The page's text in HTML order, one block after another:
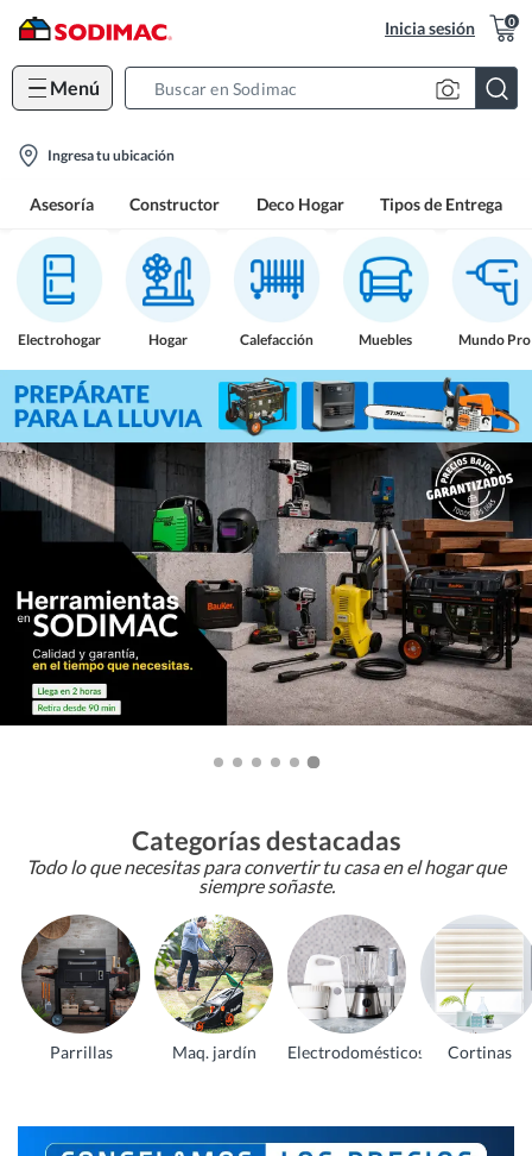
Inicia sesión 0
Menú
location-
Ingresa tu ubicación
Asesoría Constructor Deco Hogar Tipos de Entrega
Electrohogar Hogar Calefacción Muebles Mundo Pro
Categorías destacadas
Todo lo que necesitas para convertir tu casa en el hogar que
siempre soñaste.
Parrillas Maq. jardín Electrodomésticos Cortinas